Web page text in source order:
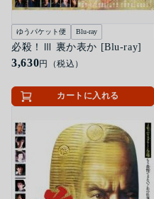
ゆうパケット便 Blu-ray
必殺！Ⅲ 裏か表か [Blu-ray]
3,630円（税込）
カートに入れる